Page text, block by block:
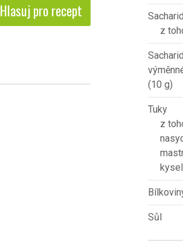
Hlasuj pro recept
z
(10 g)
Tuky
z
Sůl